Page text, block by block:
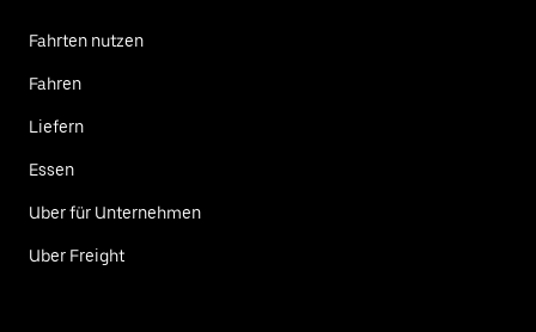
Fahrten nutzen
Fahren
Liefern
Essen
Uber für Unternehmen
Uber Freight